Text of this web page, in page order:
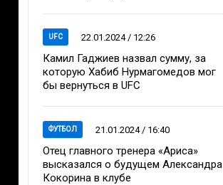
UFC 22.01.2024 / 12:26
Камил Гаджиев назвал сумму, за
которую Хабиб Нурмагомедов мог
бы вернуться в UFC
ФУТБОЛ 21.01.2024 / 16:40
Отец главного тренера «Ариса»
высказался о будущем Александра
Кокорина в клубе